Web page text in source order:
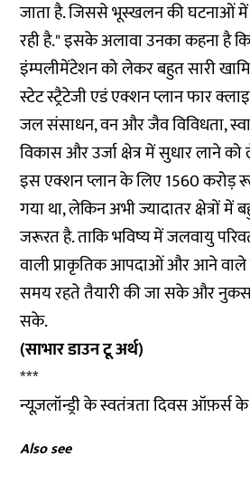
जाता है. जिससे भूस्खलन की घटनाओं में
रही है." इसके अलावा उनका कहना है
इंम्पलीमेंटेशन को लेकर बहुत सारी
स्टेट स्ट्रैटेजी एडं एक्शन प्लान फार
जल संसाधन, वन और जैव विविधता,
विकास और उर्जा क्षेत्र में सुधार लाने
इस एक्शन प्लान के लिए 1560 करोड़
गया था, लेकिन अभी ज्यादातर क्षेत्रों
जरूरत है. ताकि भविष्य में जलवायु
वाली प्राकृतिक आपदाओं और आने वाले
समय रहते तैयारी की जा सके और
सके.
(साभार डाउन टू अर्थ)
***
न्यूज़लॉन्ड्री के स्वतंत्रता दिवस ऑफ़र्स
Also see